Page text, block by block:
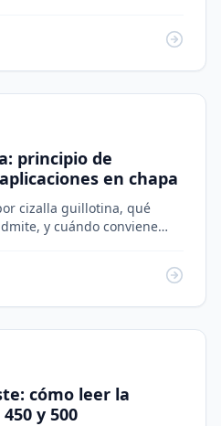
principio de
en chapa
cizalla guillotina, qué
y cuándo conviene
cómo leer la
y 500